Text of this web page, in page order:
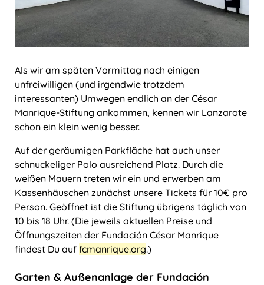
Als wir am späten Vormittag nach einigen
unfreiwilligen (und irgendwie trotzdem
interessanten) Umwegen endlich an der César
Manrique-Stiftung ankommen, kennen wir Lanzarote
schon ein klein wenig besser.
Auf der geräumigen Parkfläche hat auch unser
schnuckeliger Polo ausreichend Platz. Durch die
weißen Mauern treten wir ein und erwerben am
Kassenhäuschen zunächst unsere Tickets für 10€ pro
Person. Geöffnet ist die Stiftung übrigens täglich von
10 bis 18 Uhr. (Die jeweils aktuellen Preise und
Öffnungszeiten der Fundación César Manrique
findest Du auf fcmanrique.org.)
Garten & Außenanlage der Fundación